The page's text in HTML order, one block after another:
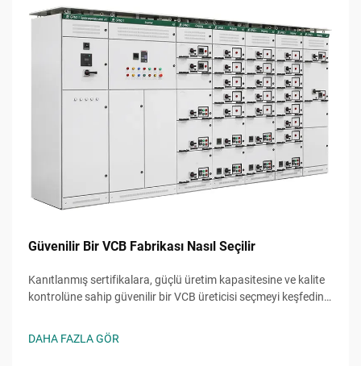
Güvenilir Bir VCB Fabrikası Nasıl Seçilir
Kanıtlanmış sertifikalara, güçlü üretim kapasitesine ve kalite
kontrolüne sahip güvenilir bir VCB üreticisi seçmeyi keşfedin.
DAHA FAZLA GÖR